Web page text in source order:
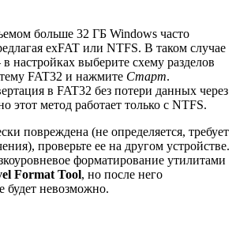
больше 32 ГБ Windows часто
exFAT или NTFS. В таком случае
в настройках выберите схему разделов
FAT32 и нажмите Старт.
в FAT32 без потери данных через
этот метод работает только с NTFS.
повреждена (не определяется, требует
проверьте ее на другом устройстве.
форматирование утилитами
Format Tool, но после него
будет невозможно.